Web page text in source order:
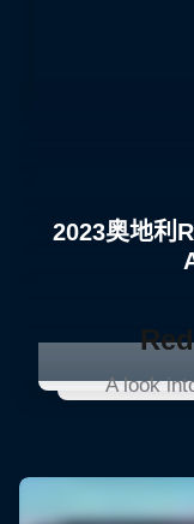
2023奥地利
A look